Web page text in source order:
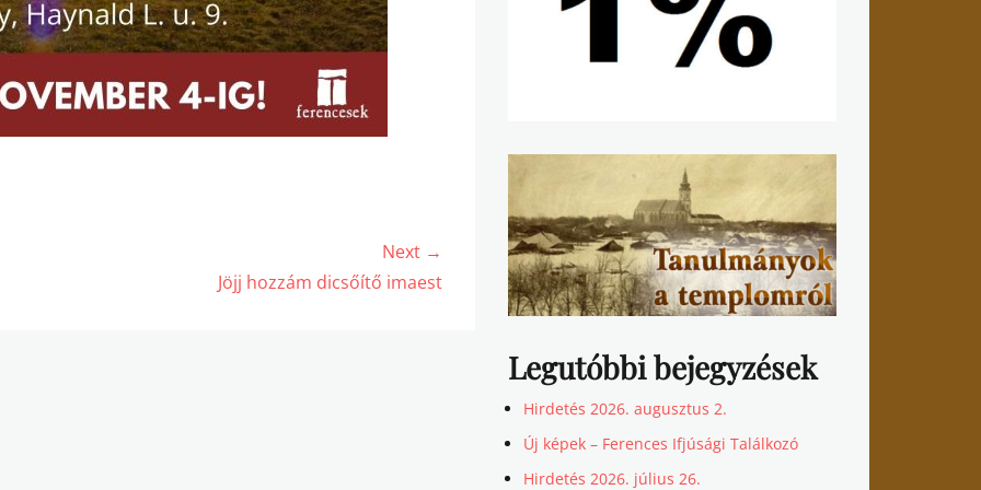
Next →
Jöjj hozzám dicsőítő imaest
Legutóbbi bejegyzések
Hirdetés 2026. augusztus 2.
Új képek – Ferences Ifjúsági Találkozó
Hirdetés 2026. július 26.